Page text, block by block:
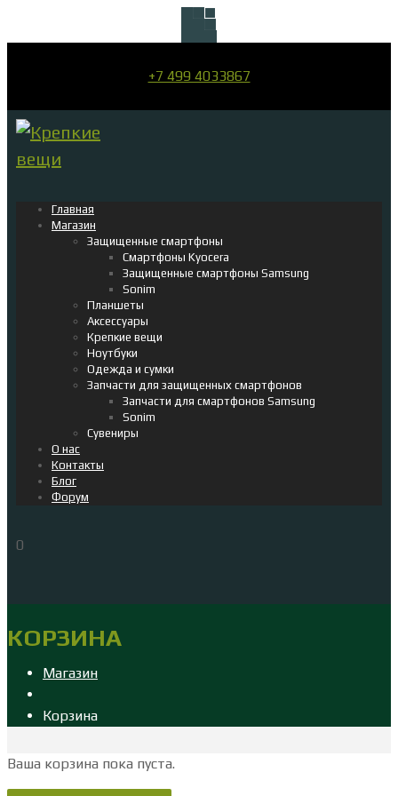
+7 499 4033867
Главная
Магазин
Защищенные смартфоны
Смартфоны Kyocera
Защищенные смартфоны Samsung
Sonim
Планшеты
Аксессуары
Крепкие вещи
Ноутбуки
Одежда и сумки
Запчасти для защищенных смартфонов
Запчасти для смартфонов Samsung
Sonim
Сувениры
О нас
Контакты
Блог
Форум
0
КОРЗИНА
Магазин
Корзина
Ваша корзина пока пуста.